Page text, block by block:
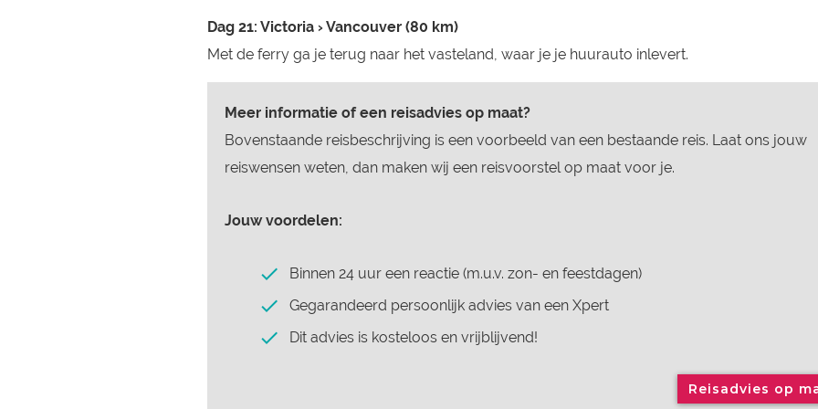
Dag 21: Victoria › Vancouver (80 km)
Met de ferry ga je terug naar het vasteland, waar je je huurauto inlevert.
Meer informatie of een reisadvies op maat?
Bovenstaande reisbeschrijving is een voorbeeld van een bestaande reis. Laat ons jouw
reiswensen weten, dan maken wij een reisvoorstel op maat voor je.
Jouw voordelen:
Binnen 24 uur een reactie (m.u.v. zon- en feestdagen)
Gegarandeerd persoonlijk advies van een Xpert
Dit advies is kosteloos en vrijblijvend!
Reisadvies op